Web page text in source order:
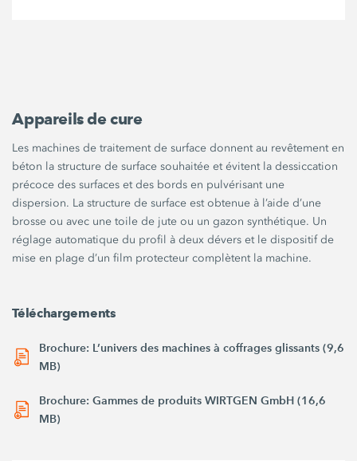
Appareils de cure
Les machines de traitement de surface donnent au revêtement en
béton la structure de surface souhaitée et évitent la dessiccation
précoce des surfaces et des bords en pulvérisant une
dispersion. La structure de surface est obtenue à l’aide d’une
brosse ou avec une toile de jute ou un gazon synthétique. Un
réglage automatique du profil à deux dévers et le dispositif de
mise en plage d’un film protecteur complètent la machine.
Téléchargements
Brochure: L’univers des machines à coffrages glissants (9,6
MB)
Brochure: Gammes de produits WIRTGEN GmbH (16,6
MB)